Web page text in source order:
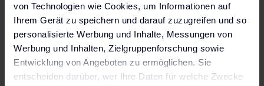
von Technologien wie Cookies, um Informationen auf
Ihrem Gerät zu speichern und darauf zuzugreifen und so
personalisierte Werbung und Inhalte, Messungen von
Werbung und Inhalten, Zielgruppenforschung sowie
Entwicklung von Angeboten zu ermöglichen. Sie
entscheiden darüber, wer Ihre Daten für welche Zwecke
Lieferumfang:
5 The Mobility House gebrandete
RFID Ladekarten
Sie
In unserem Ratgeberfinden Sie